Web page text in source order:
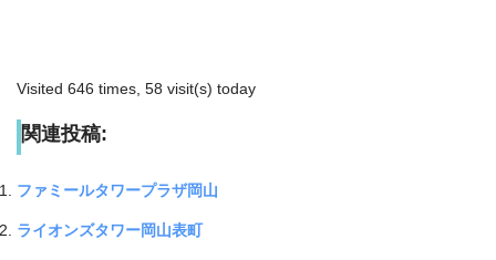
Visited 646 times, 58 visit(s) today
関連投稿:
ファミールタワープラザ岡山
ライオンズタワー岡山表町